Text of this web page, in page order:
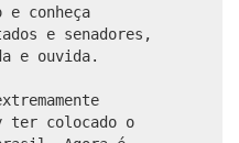
e conheça
e senadores,
e ouvida.
ter colocado o